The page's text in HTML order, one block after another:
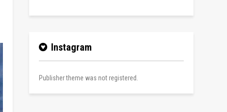
Instagram
Publisher theme was not registered.